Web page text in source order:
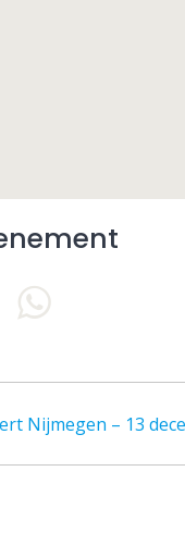
Nijmegen – 13